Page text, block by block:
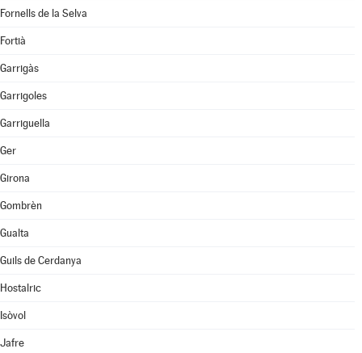
Fornells de la Selva
Fortià
Garrigàs
Garrigoles
Garriguella
Ger
Girona
Gombrèn
Gualta
Guils de Cerdanya
Hostalric
Isòvol
Jafre